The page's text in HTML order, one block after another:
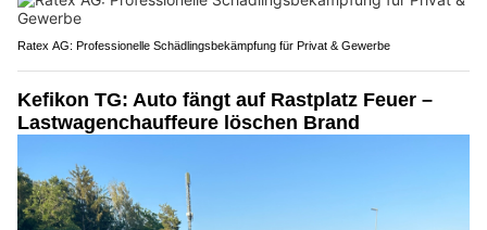
Ratex AG: Professionelle Schädlingsbekämpfung für Privat & Gewerbe
Kefikon TG: Auto fängt auf Rastplatz Feuer –
Lastwagenchauffeure löschen Brand